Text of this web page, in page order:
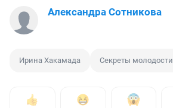
Александра Сотникова
Ирина Хакамада Секреты молодости